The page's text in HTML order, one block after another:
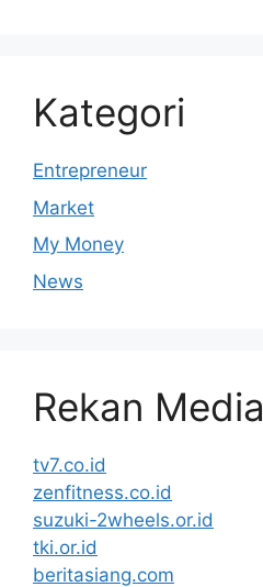
Kategori
Entrepreneur
Market
My Money
News
Rekan Media
tv7.co.id
zenfitness.co.id
suzuki-2wheels.or.id
tki.or.id
beritasiang.com